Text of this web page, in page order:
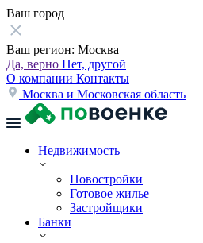
Ваш город
Ваш регион: Москва
Да, верно Нет, другой
О компании Контакты
Москва и Московская область
Недвижимость
Новостройки
Готовое жилье
Застройщики
Банки